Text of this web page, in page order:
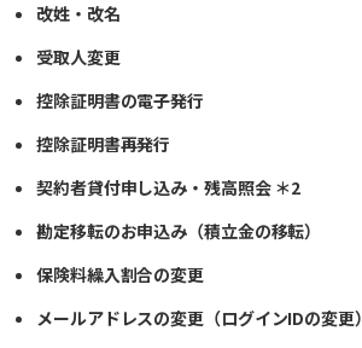
改姓・改名
受取人変更
控除証明書の電子発行
控除証明書再発行
契約者貸付申し込み・残高照会 ＊2
勘定移転のお申込み（積立金の移転）
保険料繰入割合の変更
メールアドレスの変更（ログインIDの変更）